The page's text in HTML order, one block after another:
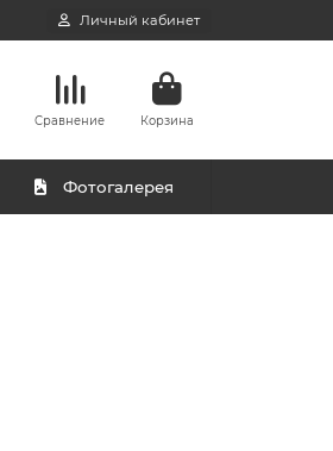
Личный кабинет
Сравнение Корзина
Фотогалерея